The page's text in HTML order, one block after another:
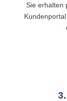
Sie erhalten